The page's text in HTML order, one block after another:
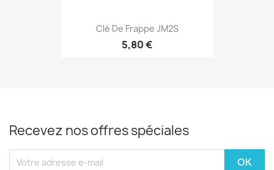
Clé De Frappe JM2S
5,80 €
Recevez nos offres spéciales